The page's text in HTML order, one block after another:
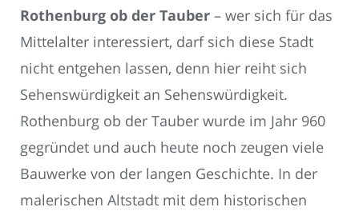
Rothenburg ob der Tauber – wer sich für das
Mittelalter interessiert, darf sich diese Stadt
nicht entgehen lassen, denn hier reiht sich
Sehenswürdigkeit an Sehenswürdigkeit.
Rothenburg ob der Tauber wurde im Jahr 960
gegründet und auch heute noch zeugen viele
Bauwerke von der langen Geschichte. In der
malerischen Altstadt mit dem historischen